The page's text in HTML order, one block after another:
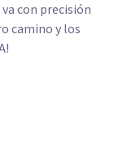
con precisión
camino y los